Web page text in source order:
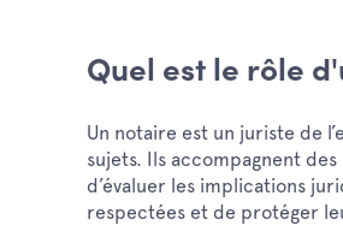
Quel est le rôle
Un notaire est un juriste de
sujets. Ils accompagnent
d’évaluer les implications
respectées et de protéger